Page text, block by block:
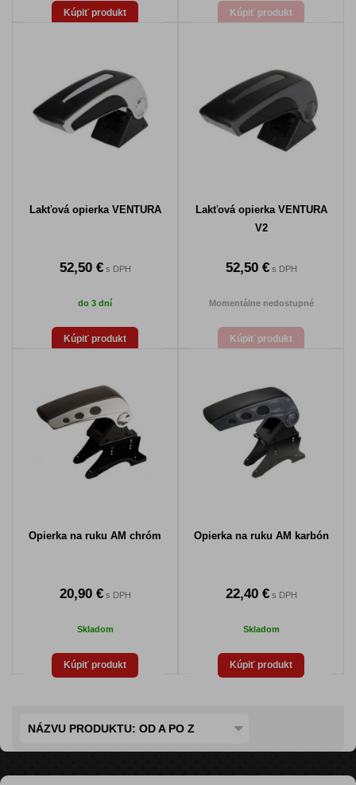
Kúpiť produkt Kúpiť produkt
Lakťová opierka VENTURA
52,50 €s DPH
do 3 dní
Kúpiť produkt
Lakťová opierka VENTURA
V2
52,50 €s DPH
Momentálne nedostupné
Kúpiť produkt
Opierka na ruku AM chróm
20,90 €s DPH
Skladom
Kúpiť produkt
Opierka na ruku AM karbón
22,40 €s DPH
Skladom
Kúpiť produkt
NÁZVU PRODUKTU: OD A PO Z